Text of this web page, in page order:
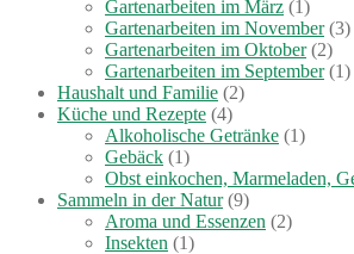
Gartenarbeiten im März (1)
Gartenarbeiten im November(3)
Gartenarbeiten im Oktober(2)
Gartenarbeiten im September(1)
Haushalt und Familie (2)
Küche und Rezepte (4)
Alkoholische Getränke (1)
Gebäck (1)
Obst einkochen, Marmeladen,
Sammeln in der Natur(9)
Aroma und Essenzen (2)
Insekten (1)